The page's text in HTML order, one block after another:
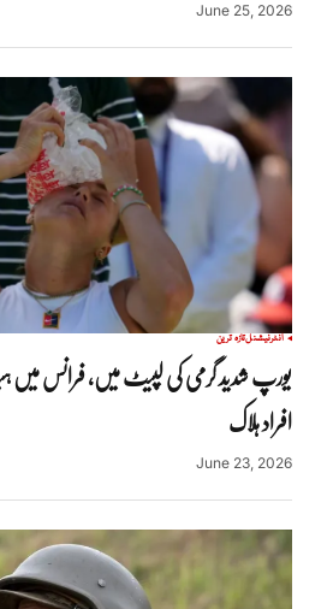
June 25, 2026
انٹرنیشنلتازہ ترین
یورپ شدید گرمی کی لپیٹ میں، فرانس میں
افراد ہلاک
June 23, 2026